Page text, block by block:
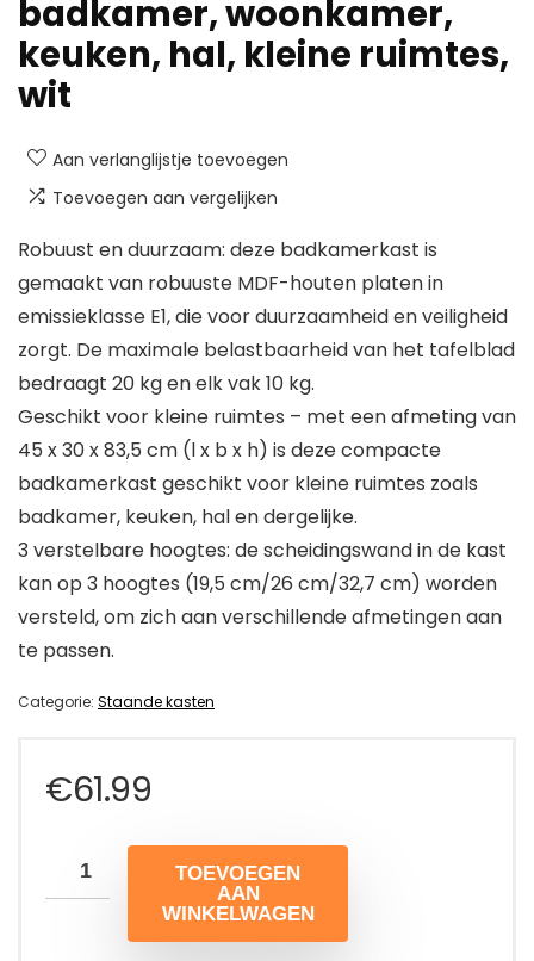
badkamer, woonkamer,
keuken, hal, kleine ruimtes,
wit
Aan verlanglijstje toevoegen
Toevoegen aan vergelijken
Robuust en duurzaam: deze badkamerkast is
gemaakt van robuuste MDF-houten platen in
emissieklasse E1, die voor duurzaamheid en veiligheid
zorgt. De maximale belastbaarheid van het tafelblad
bedraagt 20 kg en elk vak 10 kg.
Geschikt voor kleine ruimtes – met een afmeting van
45 x 30 x 83,5 cm (l x b x h) is deze compacte
badkamerkast geschikt voor kleine ruimtes zoals
badkamer, keuken, hal en dergelijke.
3 verstelbare hoogtes: de scheidingswand in de kast
kan op 3 hoogtes (19,5 cm/26 cm/32,7 cm) worden
versteld, om zich aan verschillende afmetingen aan
te passen.
Categorie: Staande kasten
€61.99
TOEVOEGEN
AAN
WINKELWAGEN